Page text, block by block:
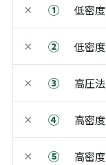
× ① 低密度
× ② 低密度
× ③ 高圧法
× ④ 高密度
× ⑤ 高密度